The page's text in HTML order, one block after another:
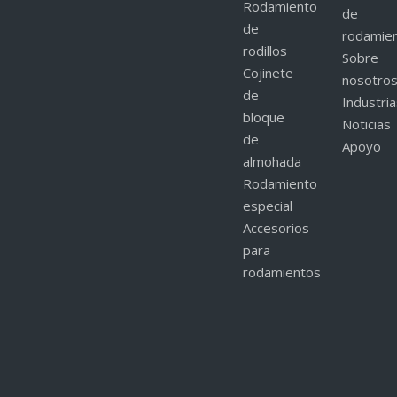
Rodamiento
de
rodillos
Cojinete
de
bloque
de
almohada
Rodamiento
especial
Accesorios
para
rodamientos
de
Sobre
nosotros
Noticias
Apoyo